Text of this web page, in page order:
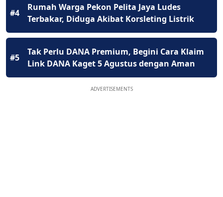
#4
Rumah Warga Pekon Pelita Jaya Ludes
Terbakar, Diduga Akibat Korsleting Listrik
#5
Tak Perlu DANA Premium, Begini Cara Klaim
Link DANA Kaget 5 Agustus dengan Aman
ADVERTISEMENTS